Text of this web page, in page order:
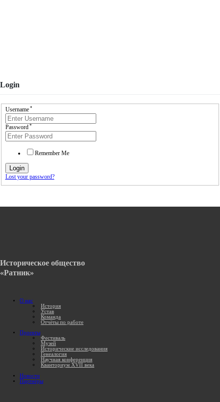
Login
Username*
Password*
Remember Me
Lost your password?
Историческое общество
«Ратник»
О нас
История
Устав
Команда
Отчёты по работе
Проекты
Фестиваль
Музей
Исторические исследования
Генеалогия
Научная конференция
Кванториум XVII века
Новости
Партнёры